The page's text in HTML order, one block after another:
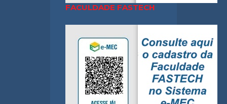
FACULDADE FASTECH